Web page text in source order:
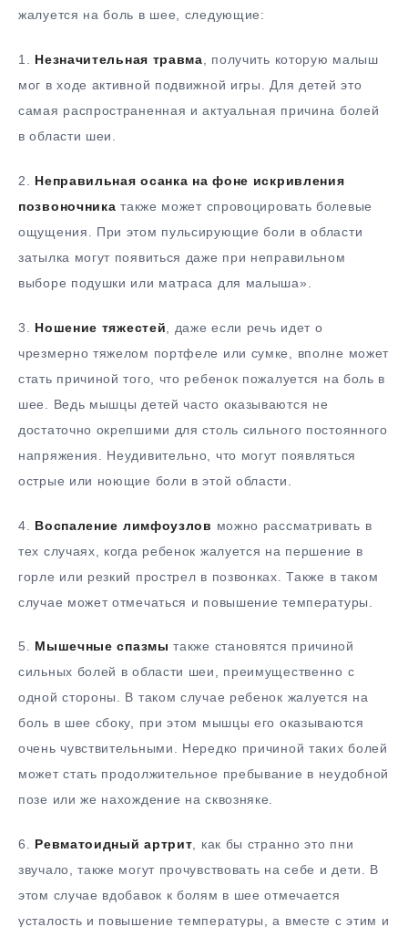
жалуется на боль в шее, следующие:
1. Незначительная травма, получить которую малыш
мог в ходе активной подвижной игры. Для детей это
самая распространенная и актуальная причина болей
в области шеи.
2. Неправильная осанка на фоне искривления
позвоночника также может спровоцировать болевые
ощущения. При этом пульсирующие боли в области
затылка могут появиться даже при неправильном
выборе подушки или матраса для малыша».
3. Ношение тяжестей , даже если речь идет о
чрезмерно тяжелом портфеле или сумке, вполне может
стать причиной того, что ребенок пожалуется на боль в
шее. Ведь мышцы детей часто оказываются не
достаточно окрепшими для столь сильного постоянного
напряжения. Неудивительно, что могут появляться
острые или ноющие боли в этой области.
4. Воспаление лимфоузлов можно рассматривать в
тех случаях, когда ребенок жалуется на першение в
горле или резкий прострел в позвонках. Также в таком
случае может отмечаться и повышение температуры.
5. Мышечные спазмы также становятся причиной
сильных болей в области шеи, преимущественно с
одной стороны. В таком случае ребенок жалуется на
боль в шее сбоку, при этом мышцы его оказываются
очень чувствительными. Нередко причиной таких болей
может стать продолжительное пребывание в неудобной
позе или же нахождение на сквозняке.
6. Ревматоидный артрит, как бы странно это пни
звучало, также могут прочувствовать на себе и дети. В
этом случае вдобавок к болям в шее отмечается
усталость и повышение температуры, а вместе с этим и